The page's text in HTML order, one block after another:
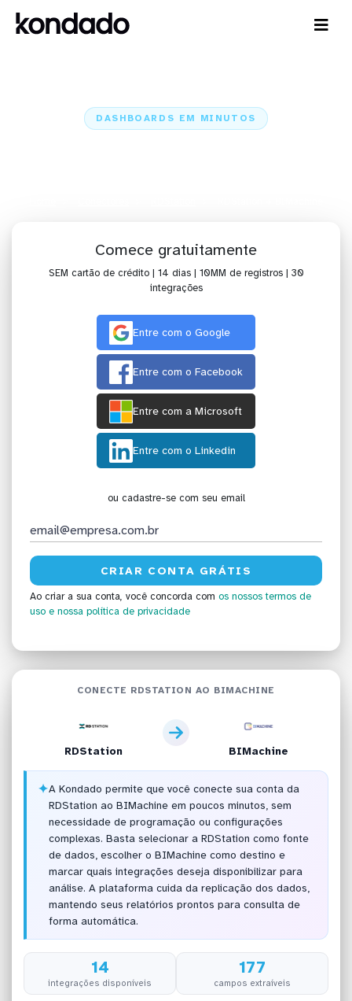
DASHBOARDS EM MINUTOS
Comece gratuitamente
SEM cartão de crédito | 14 dias | 10MM de registros | 30
integrações
Entre com o Google
Entre com o Facebook
Entre com a Microsoft
Entre com o Linkedin
ou cadastre-se com seu email
Ao criar a sua conta, você concorda com os nossos termos de
uso e nossa política de privacidade
CONECTE RDSTATION AO BIMACHINE
RDStation BIMachine
✦A Kondado permite que você conecte sua conta da
RDStation ao BIMachine em poucos minutos, sem
necessidade de programação ou configurações
complexas. Basta selecionar a RDStation como fonte
de dados, escolher o BIMachine como destino e
marcar quais integrações deseja disponibilizar para
análise. A plataforma cuida da replicação dos dados,
mantendo seus relatórios prontos para consulta de
forma automática.
14
integrações disponíveis
177
campos extraíveis